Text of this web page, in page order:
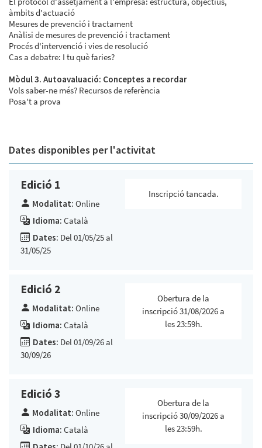
àmbits d'actuació
Mesures de prevenció i tractament
Anàlisi de mesures de prevenció i tractament
Procés d'intervenció i vies de resolució
Cas a debatre: I tu què faries?
Mòdul 3. Autoavaluació: Conceptes a recordar
Vols saber-ne més? Recursos de referència
Posa't a prova
Dates disponibles per l'activitat
Edició 1
Modalitat: Online
Idioma: Català
Dates: Del 01/05/25 al
31/05/25
Inscripció tancada.
Edició 2
Modalitat: Online
Idioma: Català
Dates: Del 01/09/26 al
30/09/26
Obertura de la
inscripció 31/08/2026 a
les 23:59h.
Edició 3
Modalitat: Online
Idioma: Català
Obertura de la
inscripció 30/09/2026 a
les 23:59h.